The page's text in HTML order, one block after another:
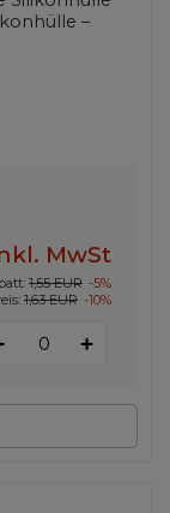
–
MwSt
1,55 EUR -5%
1,63 EUR -10%
+